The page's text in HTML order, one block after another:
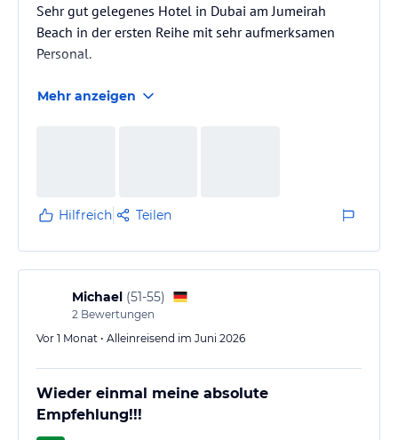
Sehr gut gelegenes Hotel in Dubai am Jumeirah
Beach in der ersten Reihe mit sehr aufmerksamen
Personal.
Mehr anzeigen
Hilfreich Teilen
Michael (51-55)
2 Bewertungen
Vor 1 Monat • Alleinreisend im Juni 2026
Wieder einmal meine absolute
Empfehlung!!!